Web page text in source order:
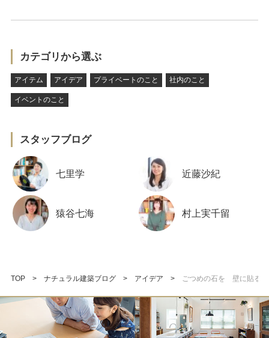
カテゴリから選ぶ
アイテム アイデア プライベートのこと 社内のこと
イベントのこと
スタッフブログ
七里学 近藤沙紀
猿谷七海 村上実千留
TOP ナチュラル建築ブログ アイデア ごつめの石を 壁に貼る。